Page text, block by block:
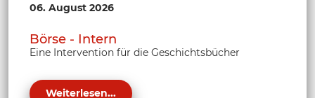
06. August 2026
Börse - Intern
Eine Intervention für die Geschichtsbücher
Weiterlesen...